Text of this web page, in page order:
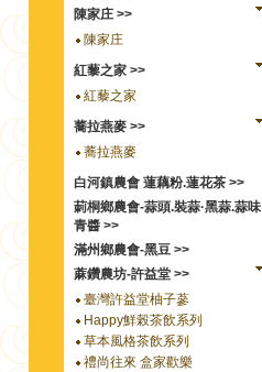
陳家庄 >>
陳家庄
紅藜之家 >>
紅藜之家
蕎拉燕麥 >>
蕎拉燕麥
白河鎮農會 蓮藕粉.蓮花茶 >>
莿桐鄉農會-蒜頭.裝蒜·黑蒜.蒜味
青醬 >>
滿州鄉農會-黑豆 >>
蔴鑽農坊-許益堂 >>
臺灣許益堂柚子蔘
Happy鮮榖茶飲系列
草本風格茶飲系列
禮尚往來 盒家歡樂